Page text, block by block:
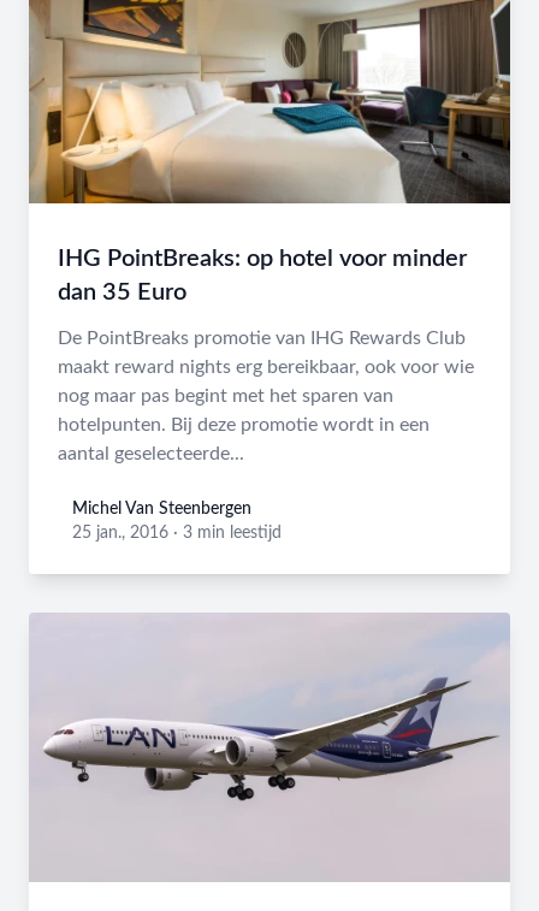
IHG PointBreaks: op hotel voor minder
dan 35 Euro
De PointBreaks promotie van IHG Rewards Club
maakt reward nights erg bereikbaar, ook voor wie
nog maar pas begint met het sparen van
hotelpunten. Bij deze promotie wordt in een
aantal geselecteerde...
Michel Van Steenbergen
Michel Van Steenbergen
25 jan., 2016 · 3 min leestijd